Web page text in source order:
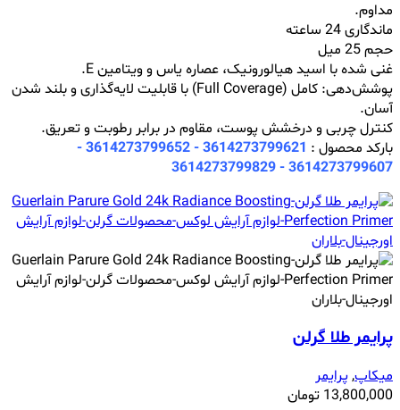
مداوم.
ماندگاری 24 ساعته
حجم 25 میل
غنی شده با اسید هیالورونیک، عصاره یاس و ویتامین E.
پوشش‌دهی: کامل (Full Coverage) با قابلیت لایه‌گذاری و بلند شدن
آسان.
کنترل چربی و درخشش پوست، مقاوم در برابر رطوبت و تعریق.
بارکد محصول :
3614273799621 - 3614273799652 -
3614273799607 -
3614273799829
پرایمر طلا گرلن
میکاپ,پرایمر
13,800,000 تومان